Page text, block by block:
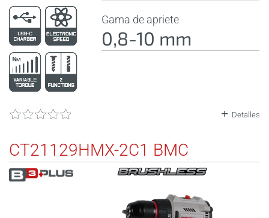
Gama de apriete
0,8-10 mm
Detalles
CT21129HMX-2C1 BMC